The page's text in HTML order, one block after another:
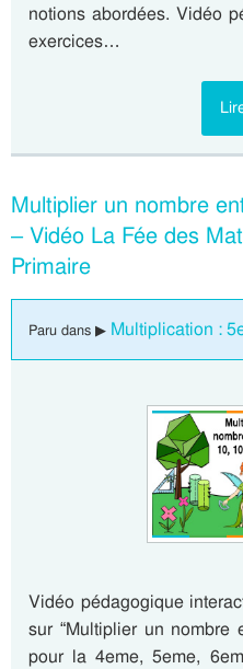
notions abordées. Vidéo
exercices…
Multiplier un nombre
– Vidéo La Fée des
Primaire
Paru dans ▶ Multiplication :
Vidéo pédagogique
sur “Multiplier un nombre
pour la 4eme, 5eme,